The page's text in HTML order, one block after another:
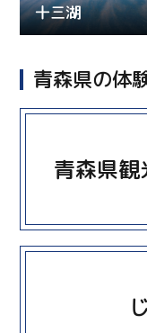
十三湖
青森県の体
青森県
more
more